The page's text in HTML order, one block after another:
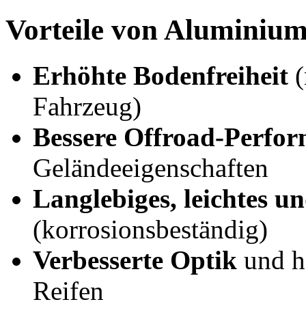
Vorteile von
Erhöhte Bodenfreiheit
Fahrzeug)
Bessere Offroad-
Geländeeigenschaften
Langlebiges, leichtes
(korrosionsbeständig)
Verbesserte Optik und
Reifen